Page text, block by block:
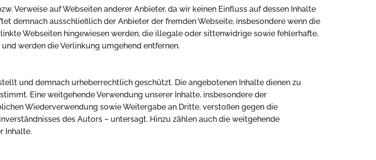
Verweise auf Webseiten anderer Anbieter, da wir keinen Einfluss auf dessen Inhalte
demnach ausschließlich der Anbieter der fremden Webseite, insbesondere wenn die
Webseiten hingewiesen werden, die illegale oder sittenwidrige sowie fehlerhafte,
werden die Verlinkung umgehend entfernen.
und demnach urheberrechtlich geschützt. Die angebotenen Inhalte dienen zu
Eine weitgehende Verwendung unserer Inhalte, insbesondere der
Wiederverwendung sowie Weitergabe an Dritte, verstoßen gegen die
des Autors – untersagt. Hinzu zählen auch die weitgehende
Inhalte.